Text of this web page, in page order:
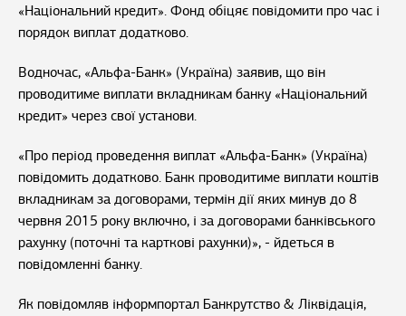
«Національний кредит». Фонд обіцяє повідомити про час і
порядок виплат додатково.
Водночас, «Альфа-Банк» (Україна) заявив, що він
проводитиме виплати вкладникам банку «Національний
кредит» через свої установи.
«Про період проведення виплат «Альфа-Банк» (Україна)
повідомить додатково. Банк проводитиме виплати коштів
вкладникам за договорами, термін дії яких минув до 8
червня 2015 року включно, і за договорами банківського
рахунку (поточні та карткові рахунки)», - йдеться в
повідомленні банку.
Як повідомляв інформпортал Банкрутство & Ліквідація,